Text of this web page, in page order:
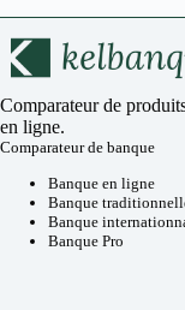
Comparateur de
en ligne.
Comparateur de banque
Banque en ligne
Banque
Banque
Banque Pro